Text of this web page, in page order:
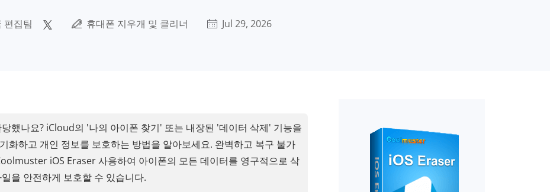
편집팀 휴대폰 지우개 및 클리너 Jul 29, 2026
했나요? iCloud의 '나의 아이폰 찾기' 또는 내장된 '데이터 삭제' 기능을
화하고 개인 정보를 보호하는 방법을 알아보세요. 완벽하고 복구 불가
iOS Eraser 사용하여 아이폰의 모든 데이터를 영구적으로 삭
을 안전하게 보호할 수 있습니다.